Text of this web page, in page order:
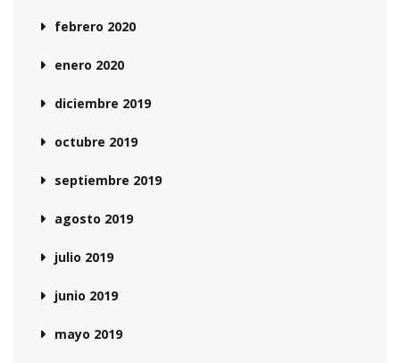
febrero 2020
enero 2020
diciembre 2019
octubre 2019
septiembre 2019
agosto 2019
julio 2019
junio 2019
mayo 2019